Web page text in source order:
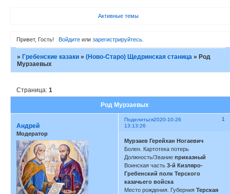
Активные темы
Привет, Гость! Войдитеили зарегистрируйтесь.
»Гребенские казаки »(Ново-Старо) Щедринская станица »Род
Мурзаевых
Род Мурзаевых
Страница:1
Поделиться 1
2020-10-26
13:13:26
Андрей
Модератор
Мурзаев Герейхан Ногаевич
Болен. Картотека потерь
Должность/Званиеприказный
Воинская часть3-й Кизляро-
Гребенский полк Терского
казачьего войска
Место рождения. ГубернияТерская